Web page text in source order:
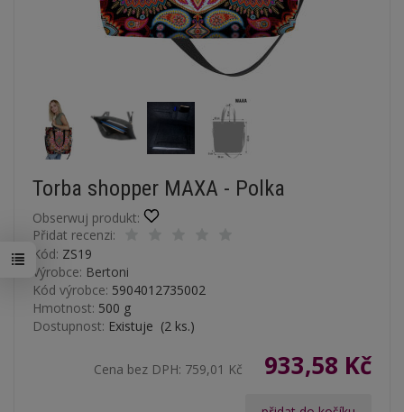
Torba shopper MAXA - Polka
Obserwuj produkt:
Přidat recenzi:
Kód: ZS19
Výrobce: Bertoni
Kód výrobce: 5904012735002
Hmotnost: 500 g
Dostupnost: Existuje (2 ks.)
Cena bez DPH: 759,01 Kč 933,58 Kč